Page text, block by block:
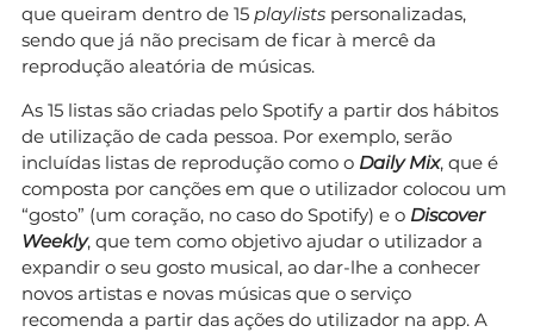
que queiram dentro de 15 playlists personalizadas,
sendo que já não precisam de ficar à mercê da
reprodução aleatória de músicas.
As 15 listas são criadas pelo Spotify a partir dos hábitos
de utilização de cada pessoa. Por exemplo, serão
incluídas listas de reprodução como o Daily Mix, que é
composta por canções em que o utilizador colocou um
“gosto” (um coração, no caso do Spotify) e o Discover
Weekly, que tem como objetivo ajudar o utilizador a
expandir o seu gosto musical, ao dar-lhe a conhecer
novos artistas e novas músicas que o serviço
recomenda a partir das ações do utilizador na app. A